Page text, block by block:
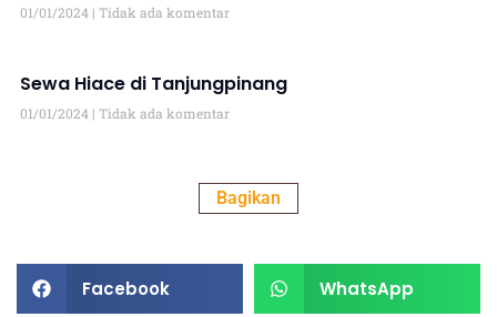
01/01/2024 Tidak ada komentar
Sewa Hiace di Tanjungpinang
01/01/2024 Tidak ada komentar
Bagikan
Facebook WhatsApp